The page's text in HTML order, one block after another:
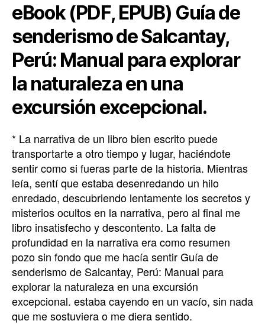
eBook (PDF, EPUB) Guía de
senderismo de Salcantay,
Perú: Manual para explorar
la naturaleza en una
excursión excepcional.
* La narrativa de un libro bien escrito puede
transportarte a otro tiempo y lugar, haciéndote
sentir como si fueras parte de la historia. Mientras
leía, sentí que estaba desenredando un hilo
enredado, descubriendo lentamente los secretos y
misterios ocultos en la narrativa, pero al final me
libro insatisfecho y descontento. La falta de
profundidad en la narrativa era como resumen
pozo sin fondo que me hacía sentir Guía de
senderismo de Salcantay, Perú: Manual para
explorar la naturaleza en una excursión
excepcional. estaba cayendo en un vacío, sin nada
que me sostuviera o me diera sentido.